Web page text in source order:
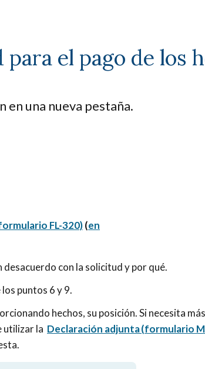
el pago de los
en una nueva pestaña.
FL-320)(en
desacuerdo con la solicitud y por qué.
puntos 6 y 9.
hechos, su posición. Si necesita más
utilizar la Declaración adjunta (formulario